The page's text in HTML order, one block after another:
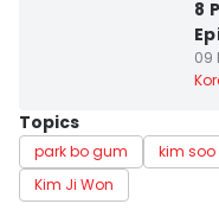
8
09
Topics
park bo gum kim soo
Kim Ji Won